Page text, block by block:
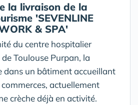
la livraison de la
'SEVENLINE
& SPA'
du centre hospitalier
Toulouse Purpan, la
dans un bâtiment accueillant
actuellement
crèche déjà en activité.